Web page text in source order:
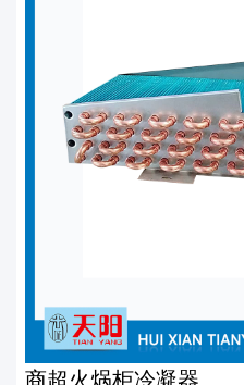
商超火㶽柜冷凝器